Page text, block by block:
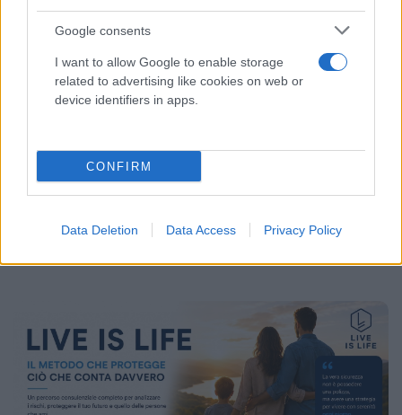
Google consents
I want to allow Google to enable storage
related to advertising like cookies on web or
device identifiers in apps.
CONFIRM
Data Deletion Data Access Privacy Policy
NEWS RECENTI
Le ultime notizie dalnostro
blog